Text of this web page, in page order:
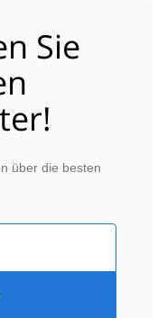
Sie
über die besten